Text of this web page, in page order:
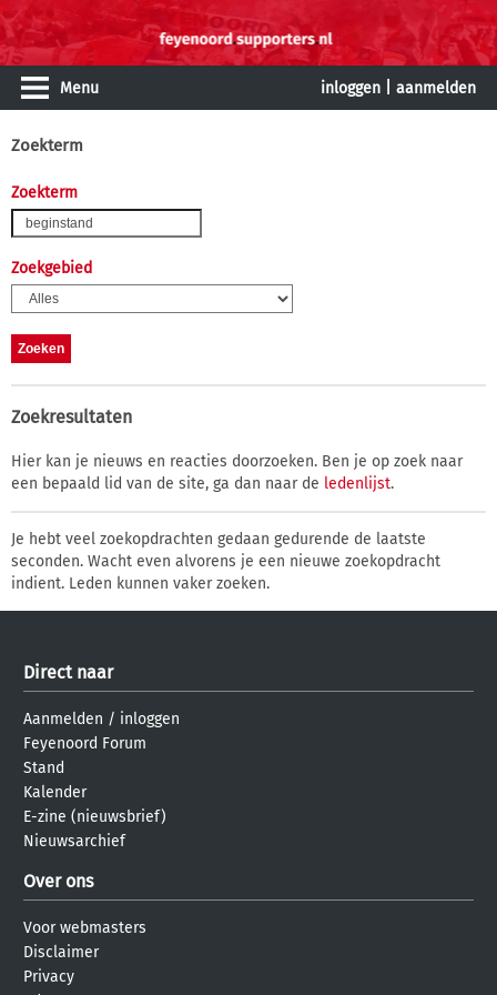
Menu inloggen aanmelden
Zoekterm
Zoekterm
Zoekgebied
Zoekresultaten
Hier kan je nieuws en reacties doorzoeken. Ben je op zoek naar
een bepaald lid van de site, ga dan naar de ledenlijst.
Je hebt veel zoekopdrachten gedaan gedurende de laatste
seconden. Wacht even alvorens je een nieuwe zoekopdracht
indient. Leden kunnen vaker zoeken.
Direct naar
Aanmelden / inloggen
Feyenoord Forum
Stand
Kalender
E-zine (nieuwsbrief)
Nieuwsarchief
Over ons
Voor webmasters
Disclaimer
Privacy